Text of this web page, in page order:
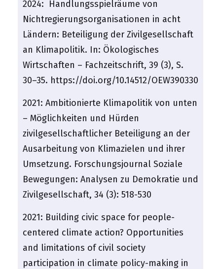
2024: Handlungsspielräume von
Nichtregierungsorganisationen in acht
Ländern: Beteiligung der Zivilgesellschaft
an Klimapolitik. In: Ökologisches
Wirtschaften – Fachzeitschrift, 39 (3), S.
30–35. https://doi.org/10.14512/OEW390330
2021: Ambitionierte Klimapolitik von unten
– Möglichkeiten und Hürden
zivilgesellschaftlicher Beteiligung an der
Ausarbeitung von Klimazielen und ihrer
Umsetzung. Forschungsjournal Soziale
Bewegungen: Analysen zu Demokratie und
Zivilgesellschaft, 34 (3): 518-530
2021: Building civic space for people-
centered climate action? Opportunities
and limitations of civil society
participation in climate policy-making in